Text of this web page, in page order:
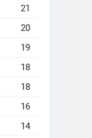
21
20
19
18
18
16
14